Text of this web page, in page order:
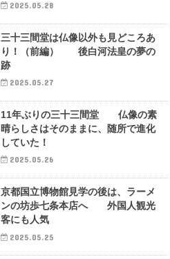
2025.05.28
三十三間堂は仏像以外も見どころあ
り！（前編） 後白河法皇の夢の
跡
2025.05.27
11年ぶりの三十三間堂 仏像の素
晴らしさはそのままに、随所で進化
していた！
2025.05.26
京都国立博物館見学の後は、ラーメ
ンの坊歩七条本店へ 外国人観光
客にも人気
2025.05.25